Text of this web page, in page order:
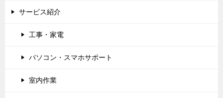
サービス紹介
工事・家電
パソコン・スマホサポート
室内作業